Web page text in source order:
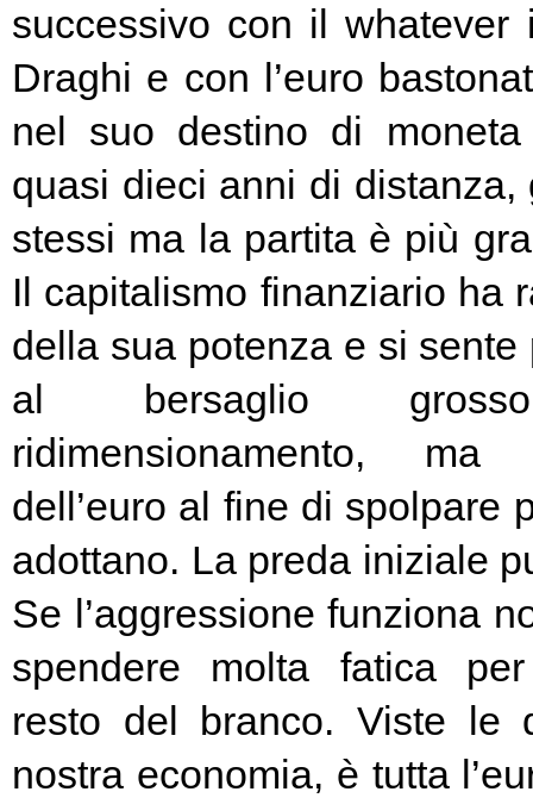
successivo con il whatever
Draghi e con l’euro
nel suo destino di
quasi dieci anni di
stessi ma la partita è più
Il capitalismo finanziario ha
della sua potenza e si sente
al bersaglio
ridimensionamento,
dell’euro al fine di spolpare
adottano. La preda iniziale
Se l’aggressione funziona
spendere molta fatica
resto del branco. Viste le
nostra economia, è tutta